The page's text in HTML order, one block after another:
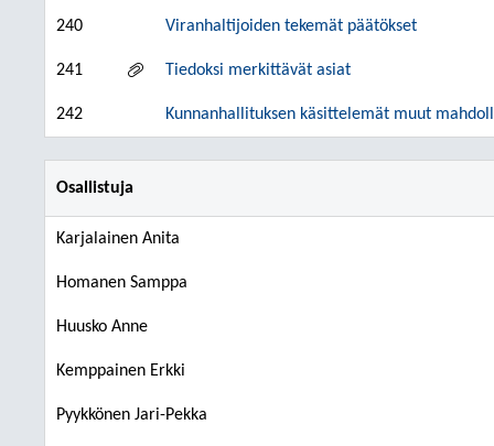
240 Viranhaltijoiden tekemät päätökset
241 Tiedoksi merkittävät asiat
242 Kunnanhallituksen käsittelemät muut
Osallistuja
Karjalainen Anita
Homanen Samppa
Huusko Anne
Kemppainen Erkki
Pyykkönen Jari-Pekka